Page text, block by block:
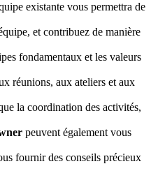
existante vous permettra de
et contribuez de manière
fondamentaux et les valeurs
réunions, aux ateliers et aux
la coordination des activités,
peuvent également vous
fournir des conseils précieux